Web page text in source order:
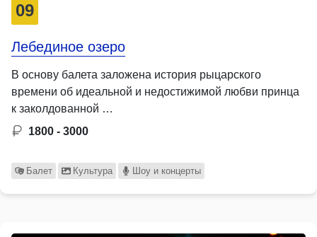
09
Лебединое озеро
В основу балета заложена история рыцарского
времени об идеальной и недостижимой любви принца
к заколдованной …
1800 - 3000
Балет Культура Шоу и концерты